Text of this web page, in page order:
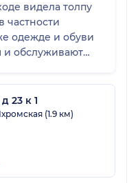
видела толпу
частности
одежде и обуви
и обслуживают
после перекура. Я
запах
каждый решает
они не бросят
этот
23 к 1
(1.9 км)